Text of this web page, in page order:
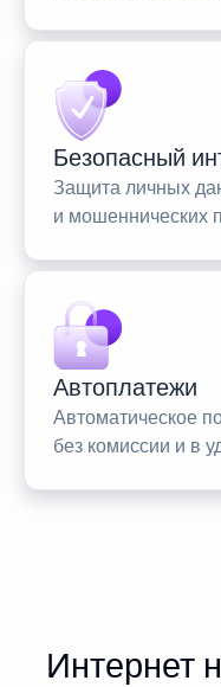
Безопасный
Защита личных
и мошеннических
Автоплатежи
Автоматическое
без комиссии и в
Интернет